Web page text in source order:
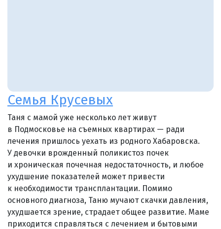
Семья Крусевых
Таня с мамой уже несколько лет живут
в Подмосковье на съемных квартирах — ради
лечения пришлось уехать из родного Хабаровска.
У девочки врожденный поликистоз почек
и хроническая почечная недостаточность, и любое
ухудшение показателей может привести
к необходимости трансплантации. Помимо
основного диагноза, Таню мучают скачки давления,
ухудшается зрение, страдает общее развитие. Маме
приходится справляться с лечением и бытовыми